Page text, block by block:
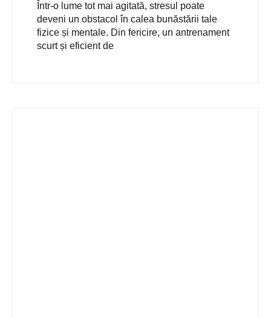
Într-o lume tot mai agitată, stresul poate
deveni un obstacol în calea bunăstării tale
fizice și mentale. Din fericire, un antrenament
scurt și eficient de